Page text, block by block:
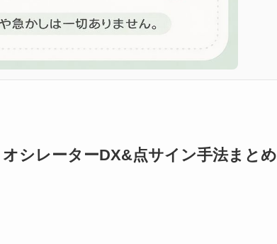
オシレーターDX&点サイン手法まとめ